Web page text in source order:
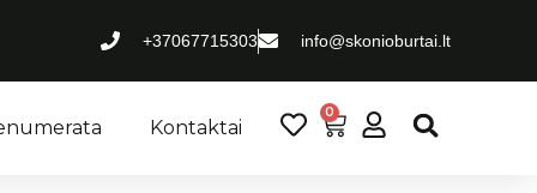
+37067715303 info@skonioburtai.lt
daugiau.
Kontaktai
0